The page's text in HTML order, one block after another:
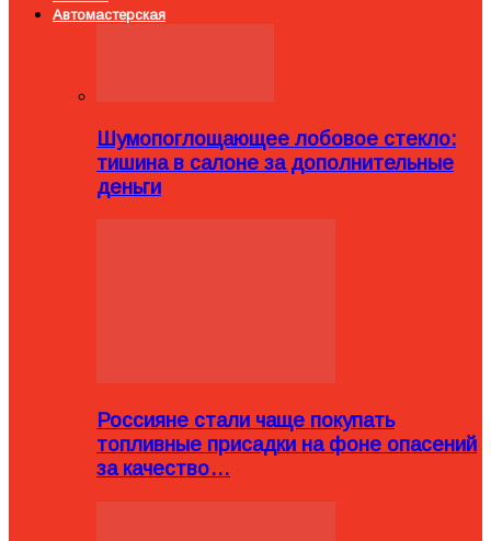
Автомастерская
Шумопоглощающее лобовое стекло:
тишина в салоне за дополнительные
деньги
Россияне стали чаще покупать
топливные присадки на фоне опасений
за качество…